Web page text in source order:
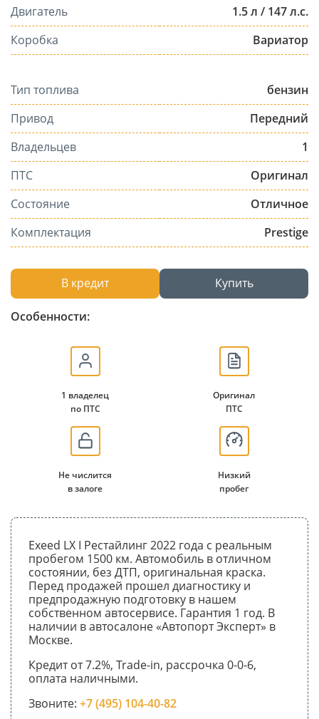
Двигатель
1.5 л / 147 л.с.
Коробка
Вариатор
Тип топлива
бензин
Привод
Передний
Владельцев
1
ПТС
Оригинал
Состояние
Отличное
Комплектация
Prestige
В кредит Купить
Особенности:
1 владелец
по ПТС
Оригинал
ПТС
Не числится
в залоге
Низкий
пробег
Exeed LX I Рестайлинг 2022 года с реальным
пробегом 1500 км. Автомобиль в отличном
состоянии, без ДТП, оригинальная краска.
Перед продажей прошел диагностику и
предпродажную подготовку в нашем
собственном автосервисе. Гарантия 1 год. В
наличии в автосалоне «Автопорт Эксперт» в
Москве.
Кредит от 7.2%, Trade-in, рассрочка 0-0-6,
оплата наличными.
Звоните: +7 (495) 104-40-82